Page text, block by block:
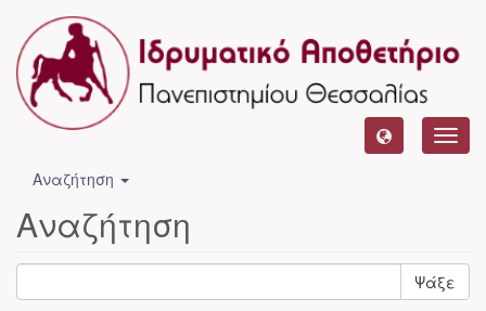
Αναζήτηση
Αναζήτηση
Ψάξε